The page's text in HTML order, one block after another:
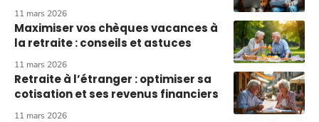
11 mars 2026
Maximiser vos chèques vacances à
la retraite : conseils et astuces
11 mars 2026
Retraite à l’étranger : optimiser sa
cotisation et ses revenus financiers
11 mars 2026